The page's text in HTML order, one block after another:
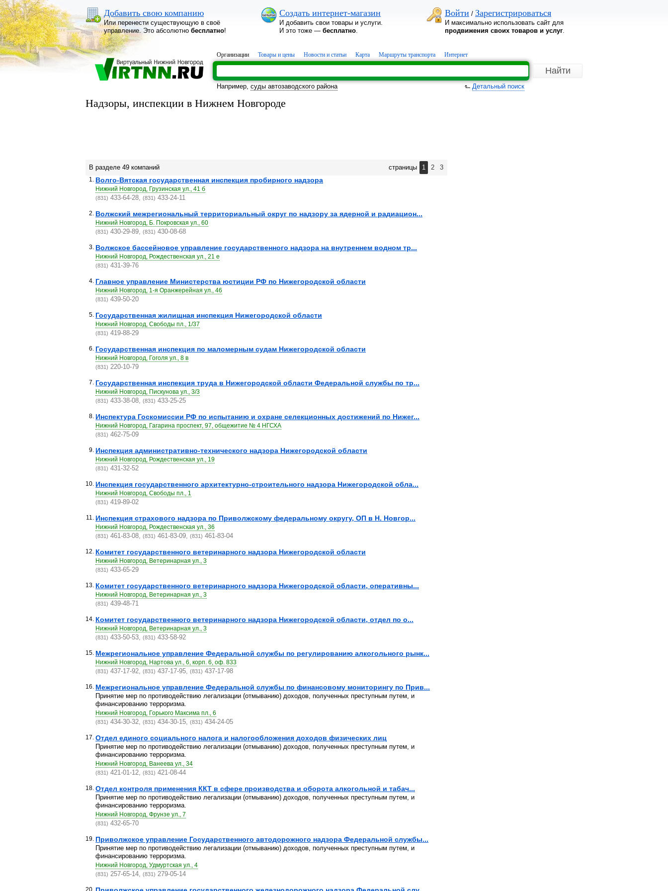
Добавить свою компанию
Или перенести существующую в своё
управление. Это абсолютно бесплатно!
Создать интернет-магазин
И добавить свои товары и услуги.
И это тоже — бесплатно.
Войти / Зарегистрироваться
И максимально использовать сайт для
продвижения своих товаров и услуг.
Организации Товары и цены Новости и статьи Карта Маршруты транспорта Интернет
Например, суды автозаводского района Детальный поиск
Надзоры, инспекции в Нижнем Новгороде
В разделе 49 компаний страницы 1 2 3
1. Волго-Вятская государственная инспекция пробирного надзора
Нижний Новгород, Грузинская ул., 41 б
(831) 433-64-28, (831) 433-24-11
2. Волжский межрегиональный территориальный округ по надзору за ядерной и радиацион...
Нижний Новгород, Б. Покровская ул., 60
(831) 430-29-89, (831) 430-08-68
3. Волжское бассейновое управление государственного надзора на внутреннем водном тр...
Нижний Новгород, Рождественская ул., 21 е
(831) 431-39-76
4. Главное управление Министерства юстиции РФ по Нижегородской области
Нижний Новгород, 1-я Оранжерейная ул., 46
(831) 439-50-20
5. Государственная жилищная инспекция Нижегородской области
Нижний Новгород, Свободы пл., 1/37
(831) 419-88-29
6. Государственная инспекция по маломерным судам Нижегородской области
Нижний Новгород, Гоголя ул., 8 в
(831) 220-10-79
7. Государственная инспекция труда в Нижегородской области Федеральной службы по тр...
Нижний Новгород, Пискунова ул., 3/3
(831) 433-38-08, (831) 433-25-25
8. Инспектура Госкомиссии РФ по испытанию и охране селекционных достижений по Нижег...
Нижний Новгород, Гагарина проспект, 97, общежитие № 4 НГСХА
(831) 462-75-09
9. Инспекция административно-технического надзора Нижегородской области
Нижний Новгород, Рождественская ул., 19
(831) 431-32-52
10. Инспекция государственного архитектурно-строительного надзора Нижегородской обла...
Нижний Новгород, Свободы пл., 1
(831) 419-89-02
11. Инспекция страхового надзора по Приволжскому федеральному округу, ОП в Н. Новгор...
Нижний Новгород, Рождественская ул., 36
(831) 461-83-08, (831) 461-83-09, (831) 461-83-04
12. Комитет государственного ветеринарного надзора Нижегородской области
Нижний Новгород, Ветеринарная ул., 3
(831) 433-65-29
13. Комитет государственного ветеринарного надзора Нижегородской области, оперативны...
Нижний Новгород, Ветеринарная ул., 3
(831) 439-48-71
14. Комитет государственного ветеринарного надзора Нижегородской области, отдел по о...
Нижний Новгород, Ветеринарная ул., 3
(831) 433-50-53, (831) 433-58-92
15. Межрегиональное управление Федеральной службы по регулированию алкогольного рынк...
Нижний Новгород, Нартова ул., 6, корп. 6, оф. 833
(831) 437-17-92, (831) 437-17-95, (831) 437-17-98
16. Межрегиональное управление Федеральной службы по финансовому мониторингу по Прив...
Принятие мер по противодействию легализации (отмыванию) доходов, полученных преступным путем, и
финансированию терроризма.
Нижний Новгород, Горького Максима пл., 6
(831) 434-30-32, (831) 434-30-15, (831) 434-24-05
17. Отдел единого социального налога и налогообложения доходов физических лиц
Принятие мер по противодействию легализации (отмыванию) доходов, полученных преступным путем, и
финансированию терроризма.
Нижний Новгород, Ванеева ул., 34
(831) 421-01-12, (831) 421-08-44
18. Отдел контроля применения ККТ в сфере производства и оборота алкогольной и табач...
Принятие мер по противодействию легализации (отмыванию) доходов, полученных преступным путем, и
финансированию терроризма.
Нижний Новгород, Фрунзе ул., 7
(831) 432-65-70
19. Приволжское управление Государственного автодорожного надзора Федеральной службы...
Принятие мер по противодействию легализации (отмыванию) доходов, полученных преступным путем, и
финансированию терроризма.
Нижний Новгород, Удмуртская ул., 4
(831) 257-65-14, (831) 279-05-14
20.